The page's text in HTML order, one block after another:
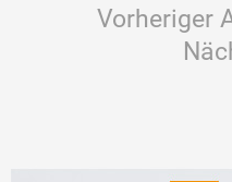
Vorheriger